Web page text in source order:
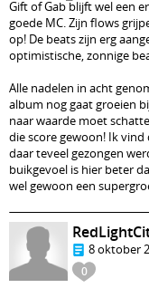
Gift of Gab blijft wel een
goede MC. Zijn flows
op! De beats zijn erg
optimistische, zonnige
Alle nadelen in acht
album nog gaat groeien
naar waarde moet
die score gewoon! Ik
daar teveel gezongen
buikgevoel is hier beter
wel gewoon een
0
8 oktober